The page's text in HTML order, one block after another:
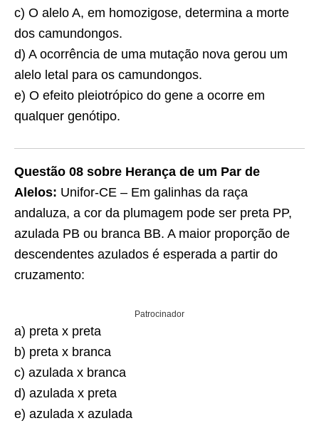
c) O alelo A, em homozigose, determina a morte
dos camundongos.
d) A ocorrência de uma mutação nova gerou um
alelo letal para os camundongos.
e) O efeito pleiotrópico do gene a ocorre em
qualquer genótipo.
Questão 08 sobre Herança de um Par de
Alelos: Unifor-CE – Em galinhas da raça
andaluza, a cor da plumagem pode ser preta PP,
azulada PB ou branca BB. A maior proporção de
descendentes azulados é esperada a partir do
cruzamento:
Patrocinador
a) preta x preta
b) preta x branca
c) azulada x branca
d) azulada x preta
e) azulada x azulada